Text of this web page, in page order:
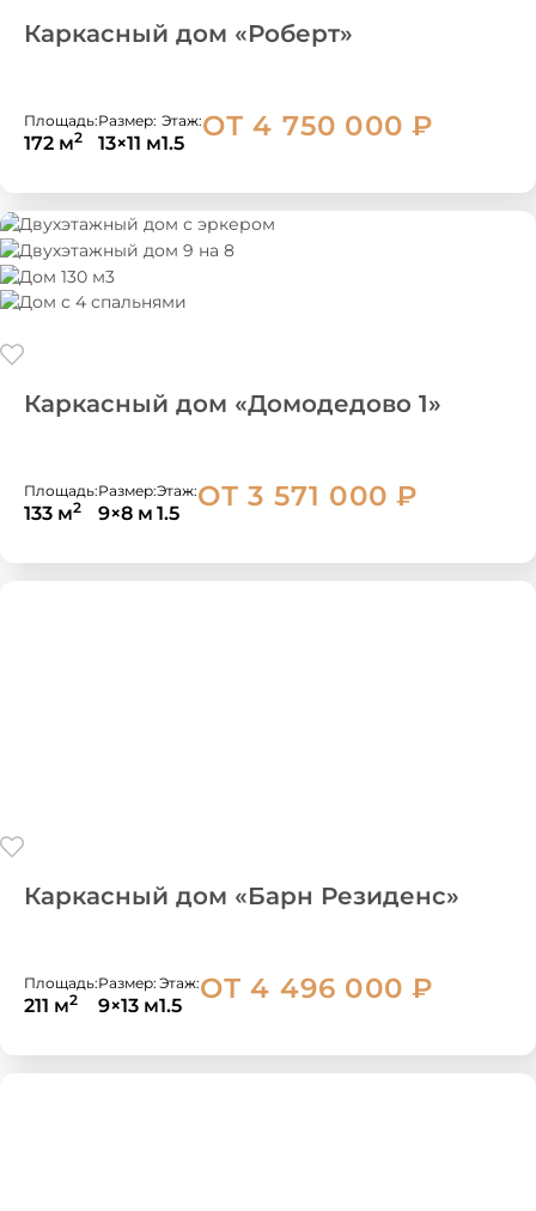
Каркасный дом «Роберт»
Площадь:
172 м2
Размер:
13×11 м
Этаж:
1.5
ОТ 4 750 000 ₽
Каркасный дом «Домодедово 1»
Площадь:
133 м2
Размер:
9×8 м
Этаж:
1.5
ОТ 3 571 000 ₽
Каркасный дом «Барн Резиденс»
Площадь:
211 м2
Размер:
9×13 м
Этаж:
1.5
ОТ 4 496 000 ₽